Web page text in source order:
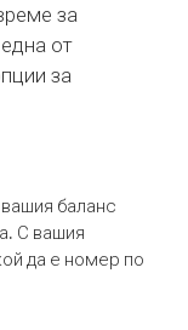
за
от
за
баланс
С вашия
да е номер по